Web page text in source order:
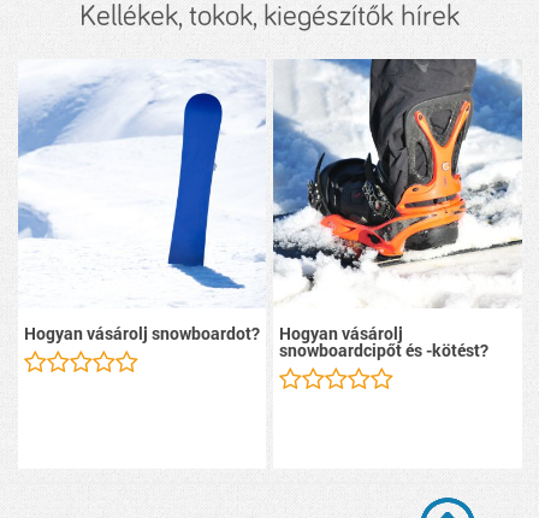
Kellékek, tokok, kiegészítők hírek
Hogyan vásárolj snowboardot? Hogyan vásárolj
snowboardcipőt és -kötést?